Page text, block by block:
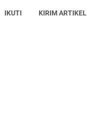
IKUTI KIRIM ARTIKEL